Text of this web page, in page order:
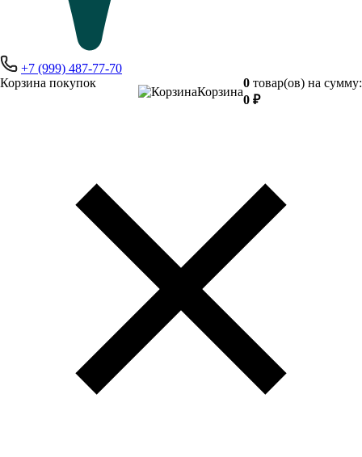
+7 (999) 487-77-70
Корзина
0 товар(ов) на сумму:
0 ₽
Корзина покупок